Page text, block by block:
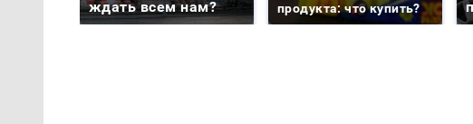
ждать всем нам?
продукта: что купить?